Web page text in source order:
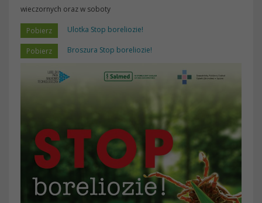
wieczornych oraz w soboty
Ulotka Stop boreliozie!
Broszura Stop boreliozie!